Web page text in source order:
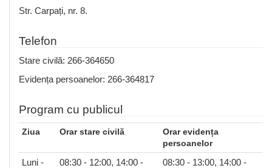
Str. Carpați, nr. 8.
Telefon
Stare civilă: 266-364650
Evidența persoanelor: 266-364817
Program cu publicul
Ziua Orar stare civilă
Orar evidența
persoanelor
Luni -
08:30 - 12:00, 14:00 -
08:30 - 13:00, 14:00 -